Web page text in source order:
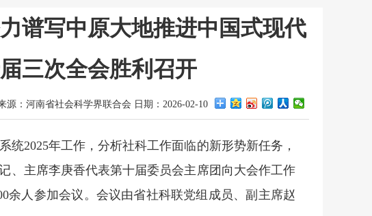
谱写中原大地推进中国式现代
三次全会胜利召开
源：河南省社会科学界联合会 日期：2026-02-10
2025年工作，分析社科工作面临的新形势新任务，
、主席李庚香代表第十届委员会主席团向大会作工作
余人参加会议。会议由省社科联党组成员、副主席赵